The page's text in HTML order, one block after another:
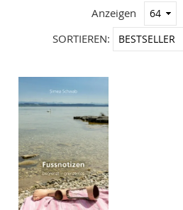
Anzeigen
SORTIEREN: